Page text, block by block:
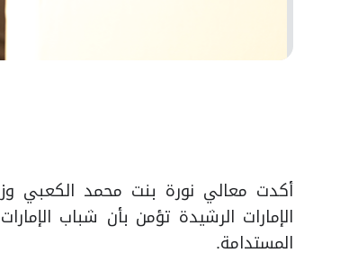
أكدت معالي نورة بنت محمد الكعبي
الإمارات الرشيدة تؤمن بأن شباب
المستدامة.